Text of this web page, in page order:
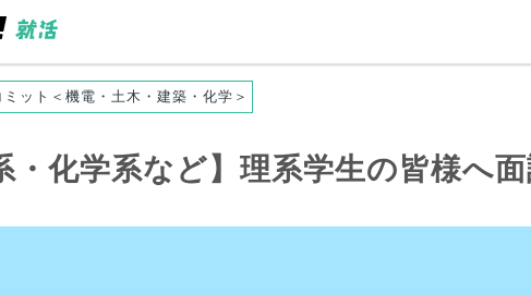
ミット＜機電・土木・建築・化学＞
・化学系など】理系学生の皆様へ